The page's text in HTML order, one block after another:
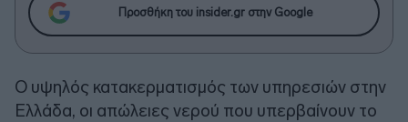
Προσθήκη του insider.gr στην Google
Ο υψηλός κατακερματισμός των υπηρεσιών στην
Ελλάδα, οι απώλειες νερού που υπερβαίνουν το